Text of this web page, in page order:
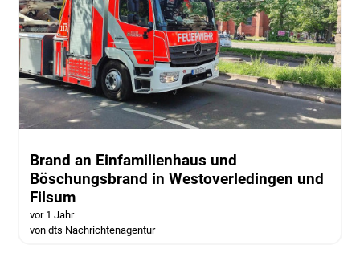
Brand an Einfamilienhaus und
Böschungsbrand in Westoverledingen und
Filsum
vor 1 Jahr
von dts Nachrichtenagentur